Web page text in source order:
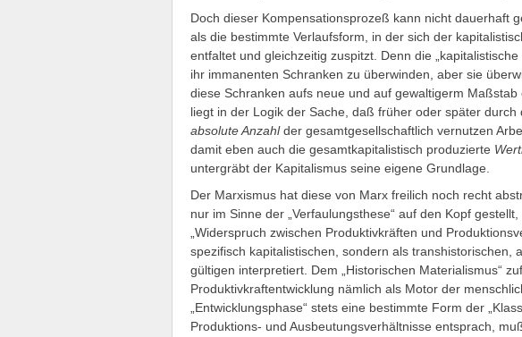
Doch dieser Kompensationsprozeß kann nicht dauerhaft
als die bestimmte Verlaufsform, in der sich der
entfaltet und gleichzeitig zuspitzt. Denn die
ihr immanenten Schranken zu überwinden, aber sie
diese Schranken aufs neue und auf gewaltigerm
liegt in der Logik der Sache, daß früher oder später durch
absolute Anzahlder gesamtgesellschaftlich vernutzen
damit eben auch die gesamtkapitalistisch produzierte
untergräbt der Kapitalismus seine eigene Grundlage.
Der Marxismus hat diese von Marx freilich noch recht
nur im Sinne der „Verfaulungsthese“ auf den Kopf
„Widerspruch zwischen Produktivkräften und
spezifisch kapitalistischen, sondern als transhistorischen,
gültigen interpretiert. Dem „Historischen Materialismus“
Produktivkraftentwicklung nämlich als Motor der
„Entwicklungsphase“ stets eine bestimmte Form der
Produktions- und Ausbeutungsverhältnisse entsprach,